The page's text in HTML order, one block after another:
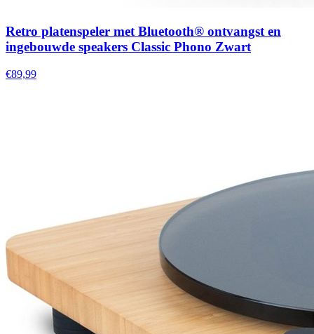
Retro platenspeler met Bluetooth® ontvangst en
ingebouwde speakers Classic Phono Zwart
€89,99